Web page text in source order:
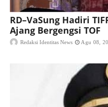
RD–VaSung Hadiri
Ajang Bergengsi TOF
Redaksi Identitas News Agu 08,